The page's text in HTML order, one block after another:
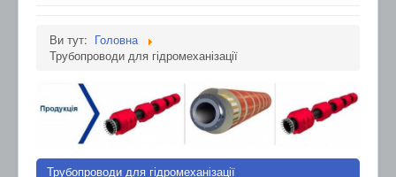
Ви тут: Головна
Трубопроводи для гідромеханізації
Трубопроводи для гідромеханізації